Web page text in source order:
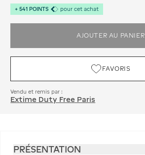
+ 541 POINTS pour cet achat
AJOUTER AU PANIER
FAVORIS
Vendu et remis par :
Extime Duty Free Paris
PRÉSENTATION